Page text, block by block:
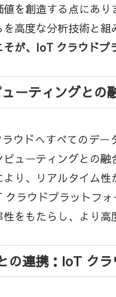
値を創造する点にあ
高度な分析技術と
が、IoT クラウドプ
ーティングとの
ウドへすべてのデ
ューティングとの
り、リアルタイム
クラウドプラットフ
をもたらし、より
の連携：IoT ク